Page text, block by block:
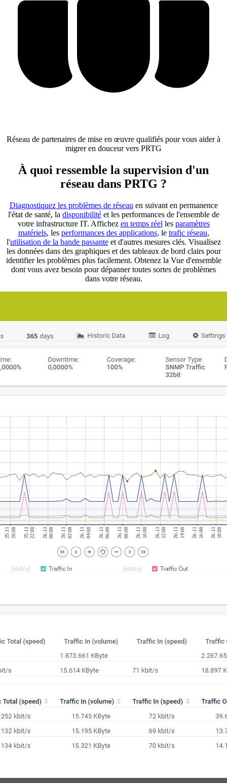
Réseau de partenaires de mise en œuvre qualifiés pour vous aider à
migrer en douceur vers PRTG
À quoi ressemble la supervision d'un
réseau dans PRTG ?
Diagnostiquez les problèmes de réseau en suivant en permanence
l'état de santé, la disponibilitéet les performances de l'ensemble de
votre infrastructure IT. Affichez en temps réel les paramètres
matériels, les performances des applications, le trafic réseau,
l'utilisation de la bande passanteet d'autres mesures clés. Visualisez
les données dans des graphiques et des tableaux de bord clairs pour
identifier les problèmes plus facilement. Obtenez la Vue d'ensemble
dont vous avez besoin pour dépanner toutes sortes de problèmes
dans votre réseau.